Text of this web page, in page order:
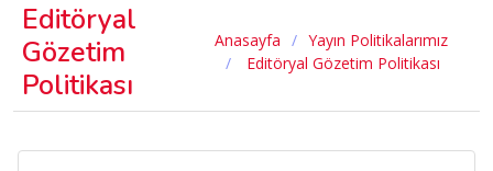
Editöryal
Gözetim
Politikası
Anasayfa
Yayın Politikalarımız
Editöryal Gözetim Politikası